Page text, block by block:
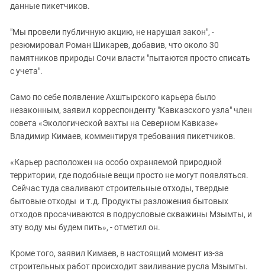
данные пикетчиков.
"Мы провели публичную акцию, не нарушая закон", -
резюмировал Роман Шикарев, добавив, что около 30
памятников природы Сочи власти "пытаются просто списать
с учета".
Само по себе появление Ахштырского карьера было
незаконным, заявил корреспонденту "Кавказского узла" член
совета «Экологической вахты на Северном Кавказе»
Владимир Кимаев, комментируя требования пикетчиков.
«Карьер расположен на особо охраняемой природной
территории, где подобные вещи просто не могут появляться.
Сейчас туда сваливают строительные отходы, твердые
бытовые отходы и т.д. Продукты разложения бытовых
отходов просачиваются в подрусловые скважины Мзымты, и
эту воду мы будем пить», - отметил он.
Кроме того, заявил Кимаев, в настоящий момент из-за
строительных работ происходит заиливание русла Мзымты.